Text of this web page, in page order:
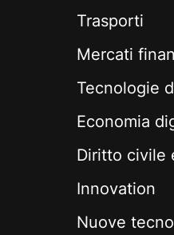
Trasporti
Mercati
Tecnologie
Economia
Diritto civile
Innovation
Nuove